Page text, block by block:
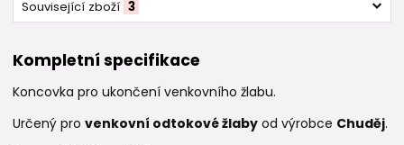
Související zboží 3
Kompletní specifikace
Koncovka pro ukončení venkovního žlabu.
Určený pro venkovní odtokové žlaby od výrobce Chuděj.